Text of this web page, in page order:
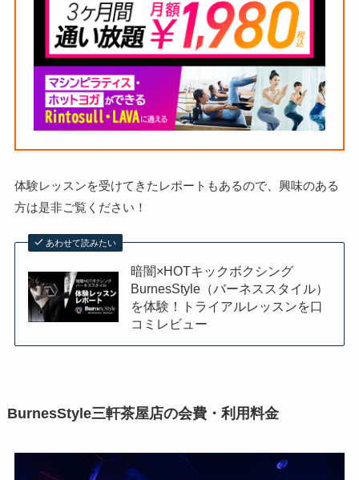
体験レッスンを受けてきたレポートもあるので、興味のある
方は是非ご覧ください！
あわせて読みたい
暗闇×HOTキックボクシング
BurnesStyle（バーネススタイル）
を体験！トライアルレッスンを口
コミレビュー
BurnesStyle三軒茶屋店の会費・利用料金